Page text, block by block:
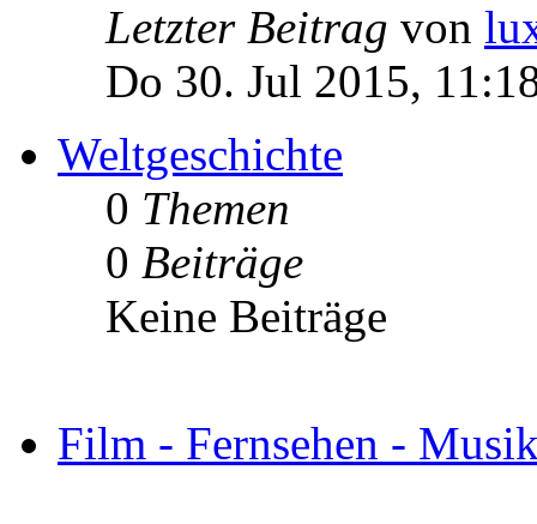
Letzter Beitrag von
Do 30. Jul 2015,
Weltgeschichte
0 Themen
0 Beiträge
Keine Beiträge
Film - Fernsehen -